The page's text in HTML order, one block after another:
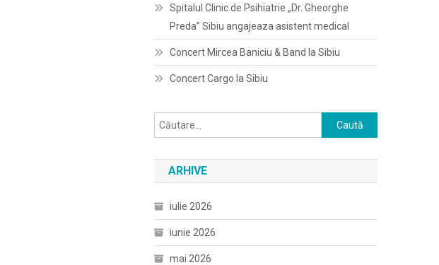
Spitalul Clinic de Psihiatrie „Dr. Gheorghe
Preda” Sibiu angajeaza asistent medical
Concert Mircea Baniciu & Band la Sibiu
Concert Cargo la Sibiu
Caută
după:
ARHIVE
iulie 2026
iunie 2026
mai 2026